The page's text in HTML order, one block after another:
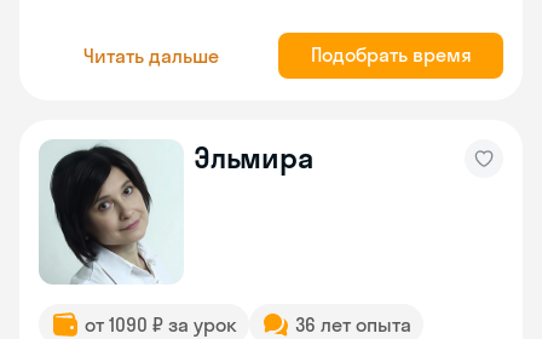
Читать дальше Подобрать время
Эльмира
от 1090 ₽ за урок 36 лет опыта